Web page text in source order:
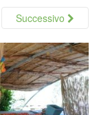
Successivo